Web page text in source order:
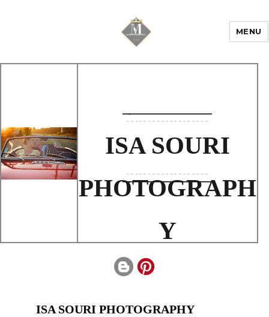
MENU
ISA SOURI
PHOTOGRAPH
Y
ISA SOURI PHOTOGRAPHY